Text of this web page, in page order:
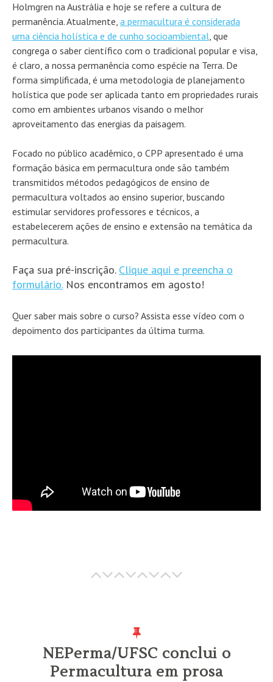
Holmgren na Austrália e hoje se refere a cultura de
permanência. Atualmente, a permacultura é considerada
uma ciência holística e de cunho socioambiental, que
congrega o saber científico com o tradicional popular e visa,
é claro, a nossa permanência como espécie na Terra. De
forma simplificada, é uma metodologia de planejamento
holística que pode ser aplicada tanto em propriedades rurais
como em ambientes urbanos visando o melhor
aproveitamento das energias da paisagem.
Focado no público acadêmico, o CPP apresentado é uma
formação básica em permacultura onde são também
transmitidos métodos pedagógicos de ensino de
permacultura voltados ao ensino superior, buscando
estimular servidores professores e técnicos, a
estabelecerem ações de ensino e extensão na temática da
permacultura.
Faça sua pré-inscrição. Clique aqui e preencha o
formulário.Nos encontramos em agosto!
Quer saber mais sobre o curso? Assista esse vídeo com o
depoimento dos participantes da última turma.
NEPerma/UFSC conclui o
Permacultura em prosa